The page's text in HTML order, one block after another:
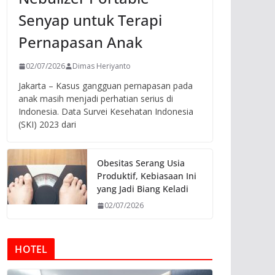
Senyap untuk Terapi
Pernapasan Anak
02/07/2026 Dimas Heriyanto
Jakarta – Kasus gangguan pernapasan pada
anak masih menjadi perhatian serius di
Indonesia. Data Survei Kesehatan Indonesia
(SKI) 2023 dari
Obesitas Serang Usia
Produktif, Kebiasaan Ini
yang Jadi Biang Keladi
02/07/2026
HOTEL